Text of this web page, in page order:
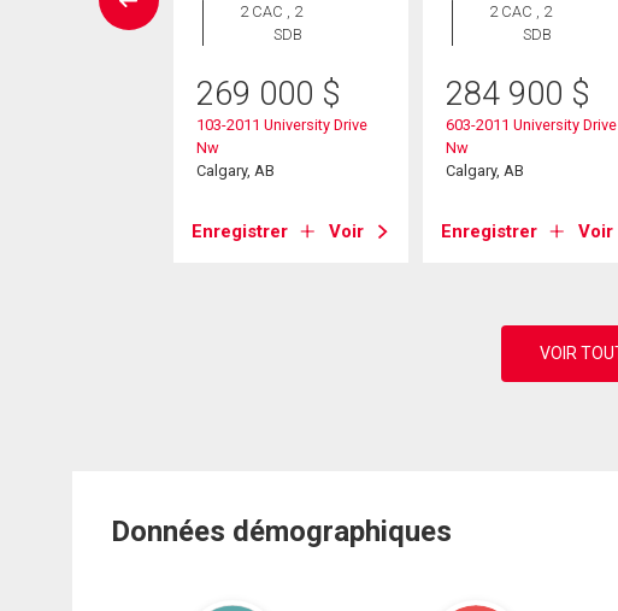
2 CAC , 2
SDB
269 000 $
103-2011 University Drive
Nw
Calgary, AB
Enregistrer Voir
2 CAC , 2
SDB
284 900 $
603-2011 University Drive
Nw
Calgary, AB
Enregistrer Voir
Données démographiques